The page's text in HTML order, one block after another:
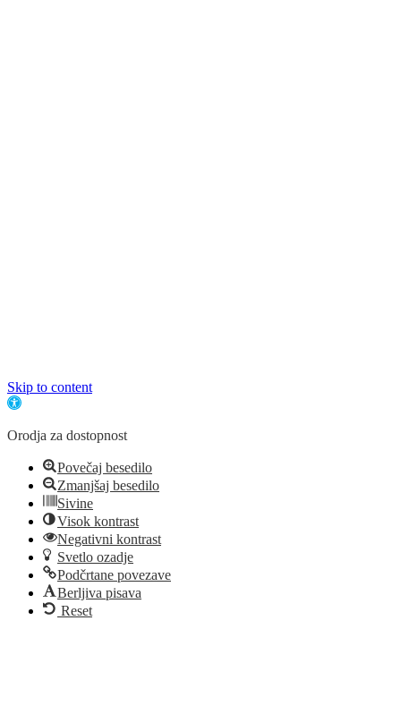
Skip to content
Open toolbar
Orodja za dostopnost
Povečaj besedilo
Zmanjšaj besedilo
Sivine
Visok kontrast
Negativni kontrast
Svetlo ozadje
Podčrtane povezave
Berljiva pisava
Reset